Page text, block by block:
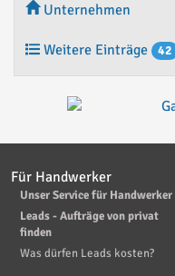
Unternehmen
Weitere Einträge 42
Für Handwerker
Unser Service für Handwerker
Leads - Aufträge von privat
finden
Was dürfen Leads kosten?